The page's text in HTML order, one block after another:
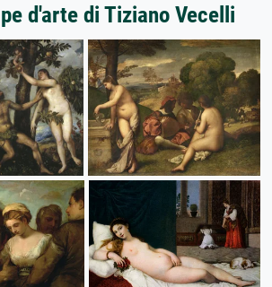
d'arte di Tiziano Vecelli